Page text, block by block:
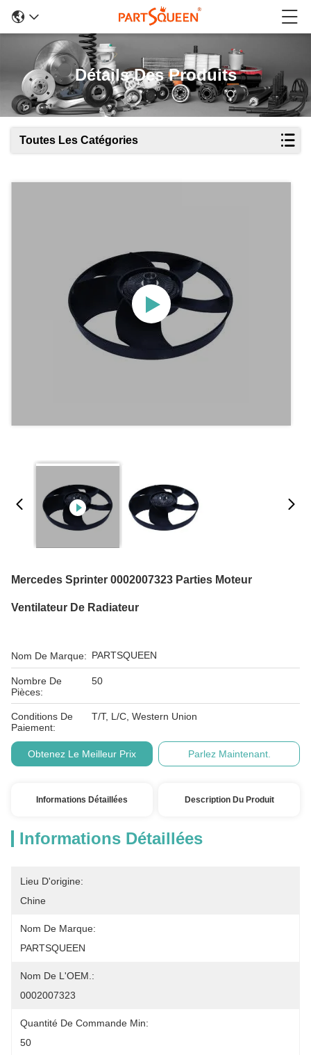
Détails Des Produits
Toutes Les Catégories
Mercedes Sprinter 0002007323 Parties Moteur
Ventilateur De Radiateur
Nom De Marque: PARTSQUEEN
Nombre De
Pièces:
50
Conditions De
Paiement:
T/T, L/C, Western Union
Obtenez Le Meilleur Prix Parlez Maintenant.
Informations Détaillées Description Du Produit
Informations Détaillées
Lieu D'origine:
Chine
Nom De Marque:
PARTSQUEEN
Nom De L'OEM.:
0002007323
Quantité De Commande Min:
50